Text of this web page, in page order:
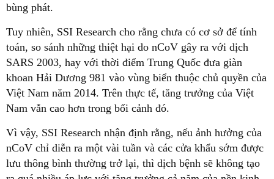
bùng phát.
Tuy nhiên, SSI Research cho rằng chưa có cơ sở để tính
toán, so sánh những thiệt hại do nCoV gây ra với dịch
SARS 2003, hay với thời điểm Trung Quốc đưa giàn
khoan Hải Dương 981 vào vùng biển thuộc chủ quyền của
Việt Nam năm 2014. Trên thực tế, tăng trưởng của Việt
Nam vẫn cao hơn trong bối cảnh đó.
Vì vậy, SSI Research nhận định rằng, nếu ảnh hưởng của
nCoV chỉ diễn ra một vài tuần và các cửa khẩu sớm được
lưu thông bình thường trở lại, thì dịch bệnh sẽ không tạo